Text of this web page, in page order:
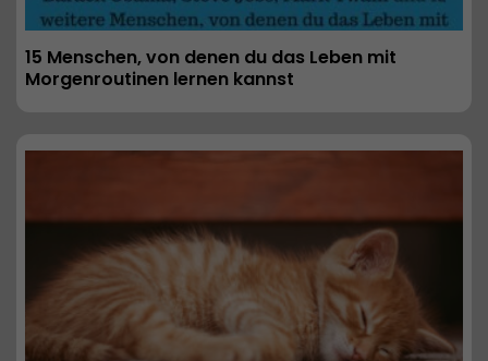
15 Menschen, von denen du das Leben mit
Morgenroutinen lernen kannst